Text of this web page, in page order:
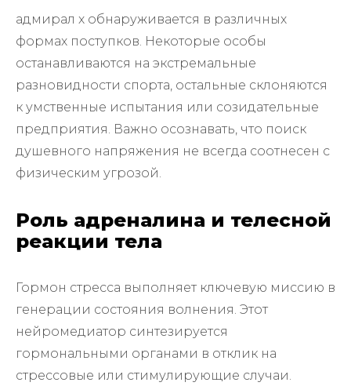
адмирал х обнаруживается в различных
формах поступков. Некоторые особы
останавливаются на экстремальные
разновидности спорта, остальные склоняются
к умственные испытания или созидательные
предприятия. Важно осознавать, что поиск
душевного напряжения не всегда соотнесен с
физическим угрозой.
Роль адреналина и телесной
реакции тела
Гормон стресса выполняет ключевую миссию в
генерации состояния волнения. Этот
нейромедиатор синтезируется
гормональными органами в отклик на
стрессовые или стимулирующие случаи.